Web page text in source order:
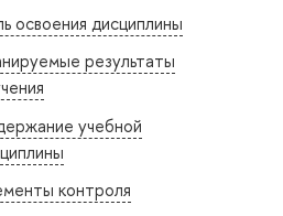
освоения дисциплины
результаты
учебной
контроля